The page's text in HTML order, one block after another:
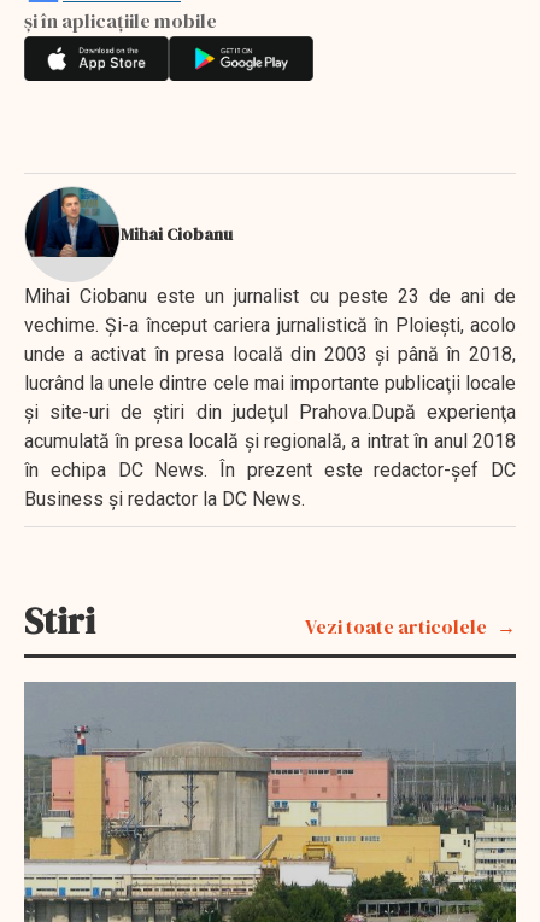
și în aplicațiile mobile
Mihai Ciobanu
Mihai Ciobanu este un jurnalist cu peste 23 de ani de
vechime. Şi-a început cariera jurnalistică în Ploieşti, acolo
unde a activat în presa locală din 2003 şi până în 2018,
lucrând la unele dintre cele mai importante publicaţii locale
şi site-uri de ştiri din judeţul Prahova.După experienţa
acumulată în presa locală şi regională, a intrat în anul 2018
în echipa DC News. În prezent este redactor-şef DC
Business şi redactor la DC News.
Stiri Vezi toate articolele